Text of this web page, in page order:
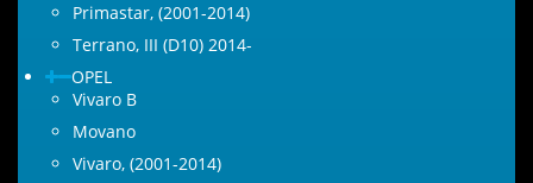
Primastar, (2001-2014)
Terrano, III (D10) 2014-
OPEL
Vivaro B
Movano
Vivaro, (2001-2014)